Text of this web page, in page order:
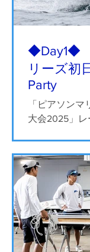
◆Day1◆
リーズ初
Party
「ピアソンマ
大会2025」レ
ームリーダー
時45分にはD
とブルーのフ
ちが一斉に出